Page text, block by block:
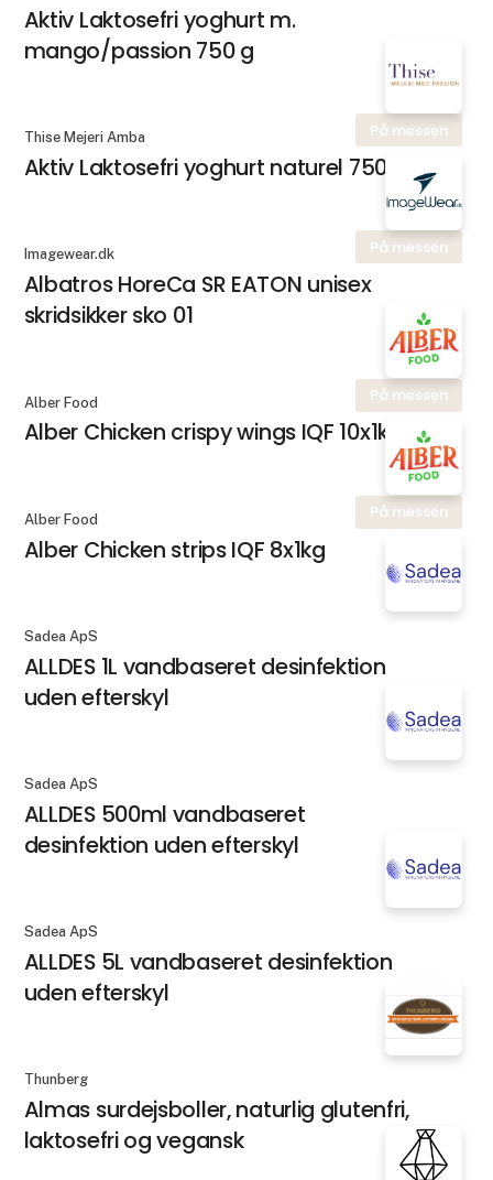
Aktiv Laktosefri yoghurt m.
mango/passion 750 g
På messen
Thise Mejeri Amba
Aktiv Laktosefri yoghurt naturel 750 g
På messen
Imagewear.dk
Albatros HoreCa SR EATON unisex
skridsikker sko 01
På messen
Alber Food
Alber Chicken crispy wings IQF 10x1kg
På messen
Alber Food
Alber Chicken strips IQF 8x1kg
Sadea ApS
ALLDES 1L vandbaseret desinfektion
uden efterskyl
Sadea ApS
ALLDES 500ml vandbaseret
desinfektion uden efterskyl
Sadea ApS
ALLDES 5L vandbaseret desinfektion
uden efterskyl
Thunberg
Almas surdejsboller, naturlig glutenfri,
laktosefri og vegansk